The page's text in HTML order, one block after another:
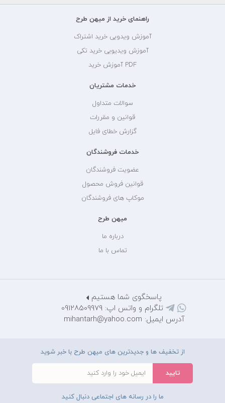
راهنمای خرید از میهن طرح
آموزش ویدویی خرید اشتراک
آموزش ویدیویی خرید تکی
PDF آموزش خرید
خدمات مشتریان
سوالات متداول
قوانین و مقررات
گزارش خطای فایل
خدمات فروشندگان
عضویت فروشندگان
قوانین فروش محصول
موکاپ های فروشندگان
میهن طرح
درباره ما
تماس با ما
پاسخگوی شما هستیم
تلگرام و واتس اپ: 09128509979
آدرس ایمیل: mihantarh@yahoo.com
از تخفیف ها و جدیدترین های میهن طرح با خبر شوید
ما را در رسانه های اجتماعی دنبال کنید